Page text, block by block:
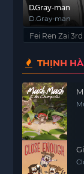
D.Gray-man
D.Gray-man
Fei Ren Zai 3rd
THỊNH